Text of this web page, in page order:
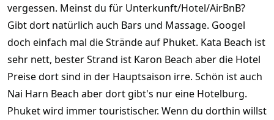
vergessen. Meinst du für Unterkunft/Hotel/AirBnB?
Gibt dort natürlich auch Bars und Massage. Googel
doch einfach mal die Strände auf Phuket. Kata Beach ist
sehr nett, bester Strand ist Karon Beach aber die Hotel
Preise dort sind in der Hauptsaison irre. Schön ist auch
Nai Harn Beach aber dort gibt's nur eine Hotelburg.
Phuket wird immer touristischer. Wenn du dorthin willst